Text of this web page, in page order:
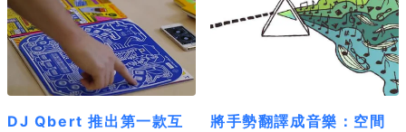
DJ Qbert 推出第一款互
將手勢翻譯成音樂：空間